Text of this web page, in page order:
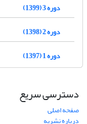
دوره 3 (1399)
دوره 2 (1398)
دوره 1 (1397)
دسترسی سریع
صفحه اصلی
درباره نشریه